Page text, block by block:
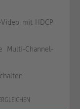
mit HDCP
Multi-Channel-